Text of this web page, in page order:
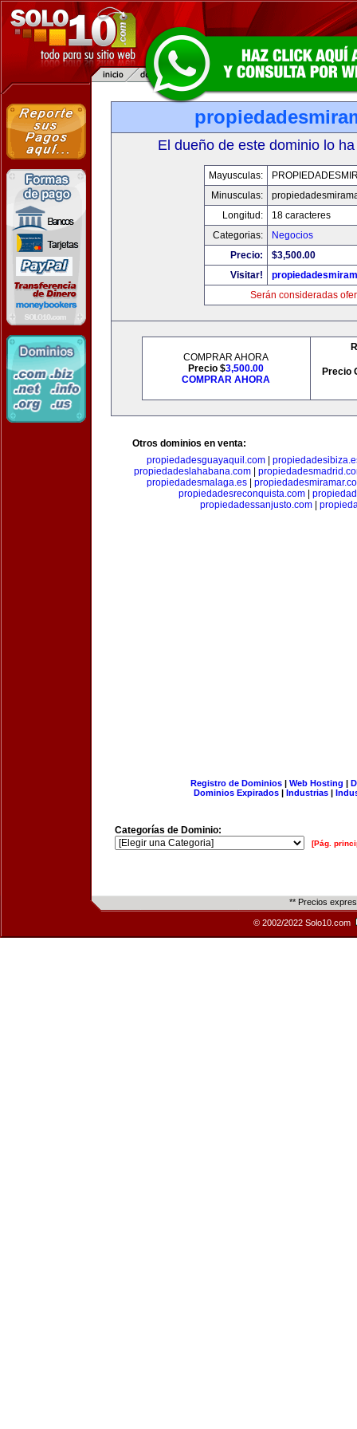
El dueño de este dominio lo
Mayusculas:
Minusculas:
Longitud:
18 caracteres
Categorias:
Negocios
Precio:
$3,500.00
Visitar!
Serán consideradas
COMPRAR AHORA
Precio $3,500.00
COMPRAR AHORA
Precio
Otros dominios en venta:
propiedadesguayaquil.com
propiedadeslahabana.com|
propiedadesmalaga.es|
propiedadesreconquista.com
propiedadessanjusto.com
Registro de Dominios| Web Hosting |
Dominios Expirados | Industrias |
Categorías de Dominio:
[Pág.
** Precios
© 2002/2022 Solo10.com